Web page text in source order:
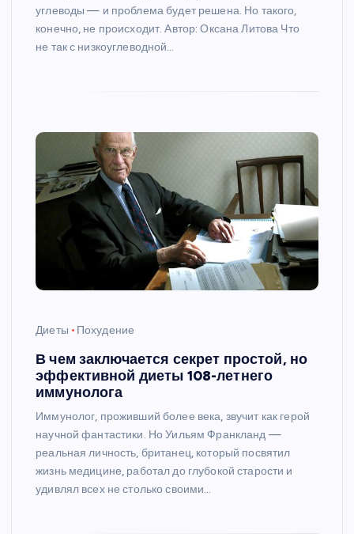
углеводы — и проблема будет решена. Но такого,
конечно, не происходит. Автор: Оксана Литова Что
не так с низкоуглеводной…
Диеты Похудение
В чем заключается секрет простой, но
эффективной диеты 108-летнего
иммунолога
Иммунолог, проживший более века, звучит как герой
научной фантастики. Но Уильям Франкланд —
реальная личность, британец, который посвятил
жизнь медицине, работал до глубокой старости и
удивлял всех не столько своими…